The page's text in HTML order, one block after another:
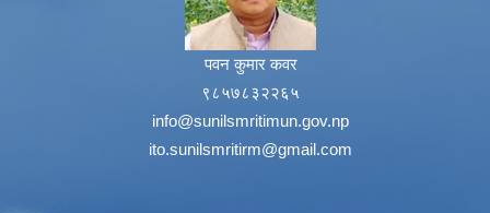
पवन कुमार कवर
९८५७८३२२६५
info@sunilsmritimun.gov.np
ito.sunilsmritirm@gmail.com